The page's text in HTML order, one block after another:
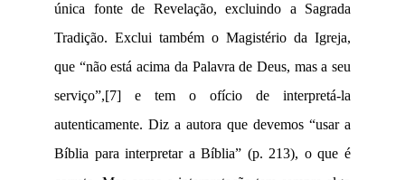
única fonte de Revelação, excluindo a Sagrada
Tradição. Exclui também o Magistério da Igreja,
que “não está acima da Palavra de Deus, mas a seu
serviço”,[7] e tem o ofício de interpretá-la
autenticamente. Diz a autora que devemos “usar a
Bíblia para interpretar a Bíblia” (p. 213), o que é